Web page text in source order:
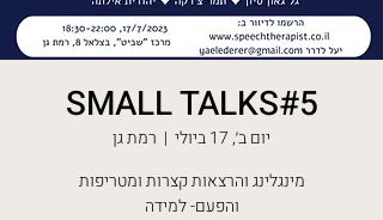
SMALL TALKS#5
יום ב׳, 17 ביולי
  |
רמת גן
והפעם- למידה